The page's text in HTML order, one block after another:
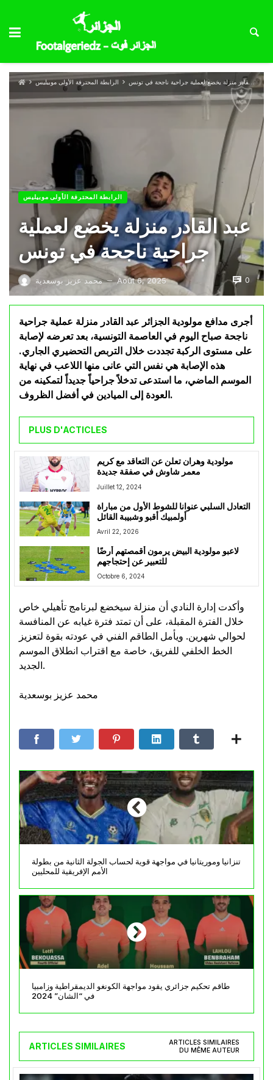
الرابطة المحترفة الأولى موبيليس عبد القادر منزلة يخضع لعملية جراحية ناجحة في تونس
الرابطة المحترفة الأولى موبيليس
عبد القادر منزلة يخضع لعملية
جراحية ناجحة في تونس
محمد عزيز بوسعدية — Août 6, 2025 0
أجرى مدافع مولودية الجزائر عبد القادر منزلة عملية جراحية
ناجحة صباح اليوم في العاصمة التونسية، بعد تعرضه لإصابة
على مستوى الركبة تجددت خلال التربص التحضيري الجاري.
هذه الإصابة هي نفس التي عانى منها اللاعب في نهاية
الموسم الماضي، ما استدعى تدخلاً جراحياً جديداً لتمكينه من
العودة إلى الميادين في أفضل الظروف.
PLUS D'ACTICLES
مولودية وهران تعلن عن التعاقد مع كريم
معمر شاوش في صفقة جديدة
Juillet 12, 2024
التعادل السلبي عنوانا للشوط الأول من مباراة
أولمبيك أقبو وشبيبة القائل
Avril 22, 2026
لاعبو مولودية البيض يرمون أقمصتهم أرضًا
للتعبير عن إحتجاجهم
Octobre 6, 2024
وأكدت إدارة النادي أن منزلة سيخضع لبرنامج تأهيلي خاص
خلال الفترة المقبلة، على أن تمتد فترة غيابه عن المنافسة
لحوالي شهرين. ويأمل الطاقم الفني في عودته بقوة لتعزيز
الخط الخلفي للفريق، خاصة مع اقتراب انطلاق الموسم
الجديد.
محمد عزيز بوسعدية
تنزانيا وموريتانيا في مواجهة قوية لحساب الجولة الثانية من بطولة
الأمم الإفريقية للمحليين
طاقم تحكيم جزائري يقود مواجهة الكونغو الديمقراطية وزامبيا
في “الشان” 2024
ARTICLES SIMILAIRES
ARTICLES SIMILAIRES
DU MÊME AUTEUR